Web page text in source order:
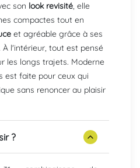
son look revisité, elle
compactes tout en
et agréable grâce à ses
À l'intérieur, tout est pensé
les longs trajets. Moderne
est faite pour ceux qui
sans renoncer au plaisir
?